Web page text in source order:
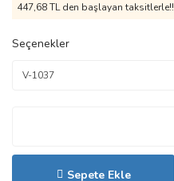
447,68 TL den başlayan taksitlerle!!
Seçenekler
Sepete Ekle